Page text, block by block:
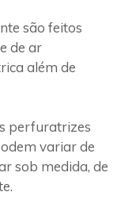
são feitos
de ar
além de
perfuratrizes
variar de
sob medida, de